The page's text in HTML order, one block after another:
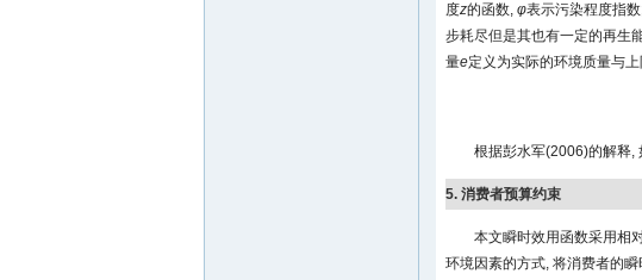
度z的函数, φ表示污染程度指
步耗尽但是其也有一定的再生
量e定义为实际的环境质量与
根据彭水军(2006)的解释,
5. 消费者预算约束
本文瞬时效用函数采用相
环境因素的方式, 将消费者的